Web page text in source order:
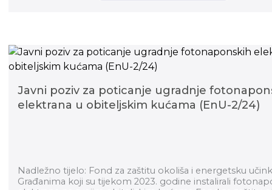
Javni poziv za poticanje ugradnje
elektrana u obiteljskim kućama (EnU-2/24)
Nadležno tijelo: Fond za zaštitu okoliša i energetsku
Građanima koji su tijekom 2023. godine instalirali